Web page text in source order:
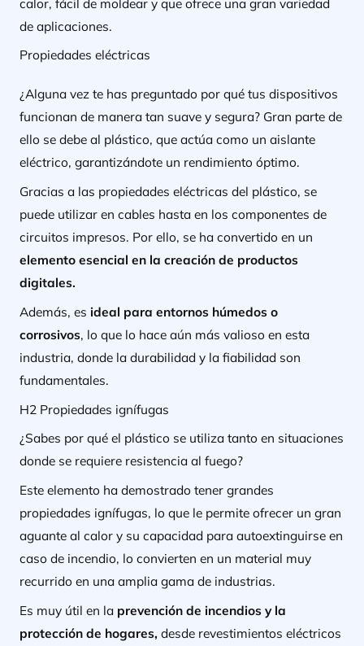
de aplicaciones.
Propiedades eléctricas
¿Alguna vez te has preguntado por qué tus dispositivos
funcionan de manera tan suave y segura? Gran parte de
ello se debe al plástico, que actúa como un aislante
eléctrico, garantizándote un rendimiento óptimo.
Gracias a las propiedades eléctricas del plástico, se
puede utilizar en cables hasta en los componentes de
circuitos impresos. Por ello, se ha convertido en un
elemento esencial en la creación de productos
digitales.
Además, es ideal para entornos húmedos o
corrosivos, lo que lo hace aún más valioso en esta
industria, donde la durabilidad y la fiabilidad son
fundamentales.
H2 Propiedades ignífugas
¿Sabes por qué el plástico se utiliza tanto en situaciones
donde se requiere resistencia al fuego?
Este elemento ha demostrado tener grandes
propiedades ignífugas, lo que le permite ofrecer un gran
aguante al calor y su capacidad para autoextinguirse en
caso de incendio, lo convierten en un material muy
recurrido en una amplia gama de industrias.
Es muy útil en laprevención de incendios y la
protección de hogares, desde revestimientos eléctricos